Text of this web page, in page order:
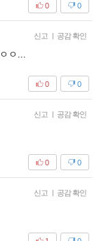
0
0
신고 | 공감 확인
ㅇ...
0
0
신고 | 공감 확인
0
0
신고 | 공감 확인